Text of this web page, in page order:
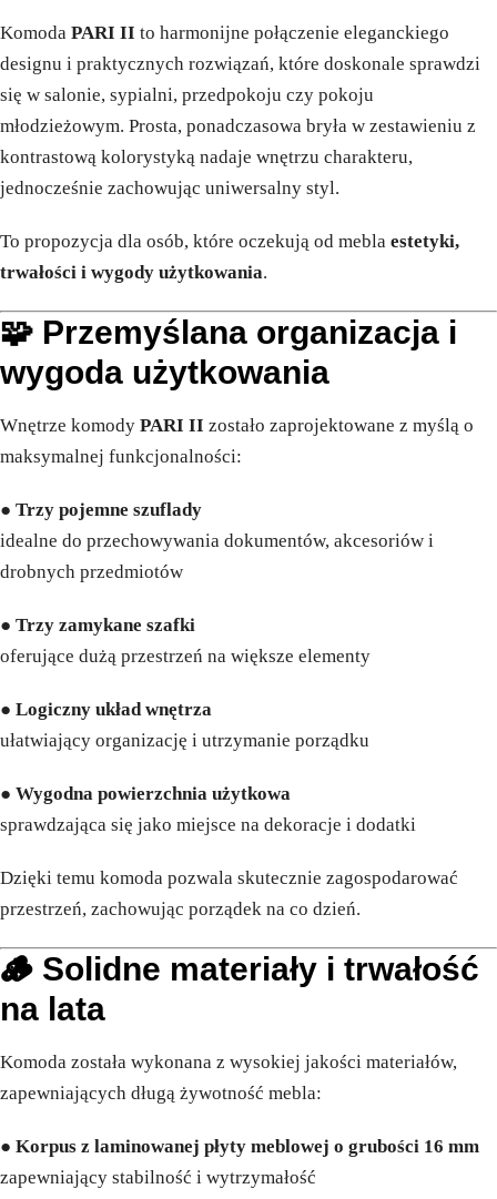
Komoda PARI II to harmonijne połączenie eleganckiego
designu i praktycznych rozwiązań, które doskonale sprawdzi
się w salonie, sypialni, przedpokoju czy pokoju
młodzieżowym. Prosta, ponadczasowa bryła w zestawieniu z
kontrastową kolorystyką nadaje wnętrzu charakteru,
jednocześnie zachowując uniwersalny styl.
To propozycja dla osób, które oczekują od mebla estetyki,
trwałości i wygody użytkowania.
🧩 Przemyślana organizacja i
wygoda użytkowania
Wnętrze komody PARI II zostało zaprojektowane z myślą o
maksymalnej funkcjonalności:
● Trzy pojemne szuflady
idealne do przechowywania dokumentów, akcesoriów i
drobnych przedmiotów
● Trzy zamykane szafki
oferujące dużą przestrzeń na większe elementy
● Logiczny układ wnętrza
ułatwiający organizację i utrzymanie porządku
● Wygodna powierzchnia użytkowa
sprawdzająca się jako miejsce na dekoracje i dodatki
Dzięki temu komoda pozwala skutecznie zagospodarować
przestrzeń, zachowując porządek na co dzień.
🪵 Solidne materiały i trwałość
na lata
Komoda została wykonana z wysokiej jakości materiałów,
zapewniających długą żywotność mebla:
● Korpus z laminowanej płyty meblowej o grubości 16 mm
zapewniający stabilność i wytrzymałość